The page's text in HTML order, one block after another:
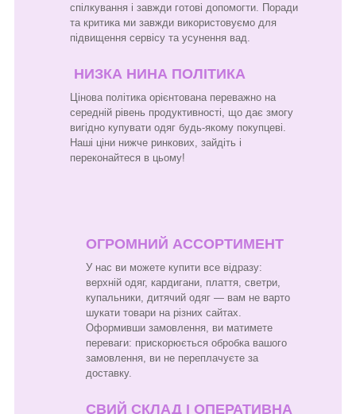
спілкування і завжди готові допомогти. Поради
та критика ми завжди використовуємо для
підвищення сервісу та усунення вад.
НИЗКА НИНА ПОЛІТИКА
Цінова політика орієнтована переважно на
середній рівень продуктивності, що дає змогу
вигідно купувати одяг будь-якому покупцеві.
Наші ціни нижче ринкових, зайдіть і
переконайтеся в цьому!
ОГРОМНИЙ АССОРТИМЕНТ
У нас ви можете купити все відразу:
верхній одяг, кардигани, плаття, светри,
купальники, дитячий одяг — вам не варто
шукати товари на різних сайтах.
Оформивши замовлення, ви матимете
переваги: прискорюється обробка вашого
замовлення, ви не переплачуєте за
доставку.
СВИЙ СКЛАД І ОПЕРАТИВНА